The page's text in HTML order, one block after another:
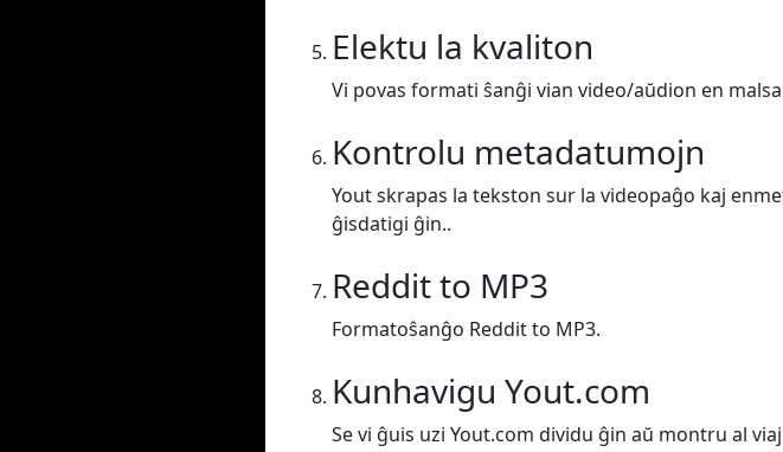
Elektu la kvaliton
Vi povas formati ŝanĝi vian video/aŭdion en
Kontrolu metadatumojn
Yout skrapas la tekston sur la videopaĝo kaj
ĝisdatigi ĝin..
Reddit to MP3
Formatoŝanĝo Reddit to MP3.
Kunhavigu Yout.com
Se vi ĝuis uzi Yout.com dividu ĝin aŭ montru al